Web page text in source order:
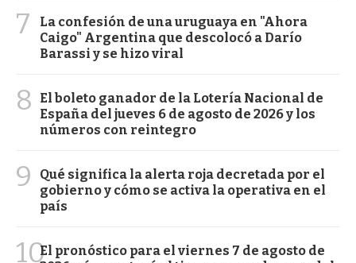
7
La confesión de una uruguaya en "Ahora
Caigo" Argentina que descolocó a Darío
Barassi y se hizo viral
8
El boleto ganador de la Lotería Nacional de
España del jueves 6 de agosto de 2026 y los
números con reintegro
9
Qué significa la alerta roja decretada por el
gobierno y cómo se activa la operativa en el
país
10El pronóstico para el viernes 7 de agosto de